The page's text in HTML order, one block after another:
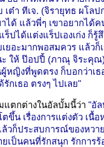
เต๋า ทีเจ. (จิรายุทธ ผโล
าได้ แล้วพี่ๆ เขาอยากได้
ร็ปได้แต่งแร็ปเองเก่ง ก็รู้
เยอะมากพอสมควร แล้ว
ะ ให้ ป๊อปปี้ (ภาณุ จิระคุณ
ผู้หญิงที่พูดตรง ก็บอกว่าเ
กเธอ ตรงๆ ไปเลย"
แตกต่างในอัลบั้มนี้ว่า "อั
ขึ้น เรื่องการแต่งตัว เนื้อ
วก็ประสบการณ์ของหวา
ยเป็นคนที่รักสนุก รักการร้